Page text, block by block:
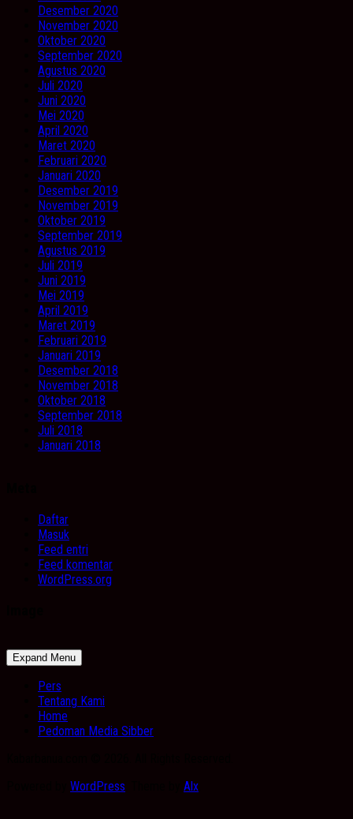
Desember 2020
November 2020
Oktober 2020
September 2020
Agustus 2020
Juli 2020
Juni 2020
Mei 2020
April 2020
Maret 2020
Februari 2020
Januari 2020
Desember 2019
November 2019
Oktober 2019
September 2019
Agustus 2019
Juli 2019
Juni 2019
Mei 2019
April 2019
Maret 2019
Februari 2019
Januari 2019
Desember 2018
November 2018
Oktober 2018
September 2018
Juli 2018
Januari 2018
Daftar
Masuk
Feed entri
Feed komentar
WordPress.org
Expand Menu
Pers
Tentang Kami
Home
Pedoman Media Sibber
WordPress Alx